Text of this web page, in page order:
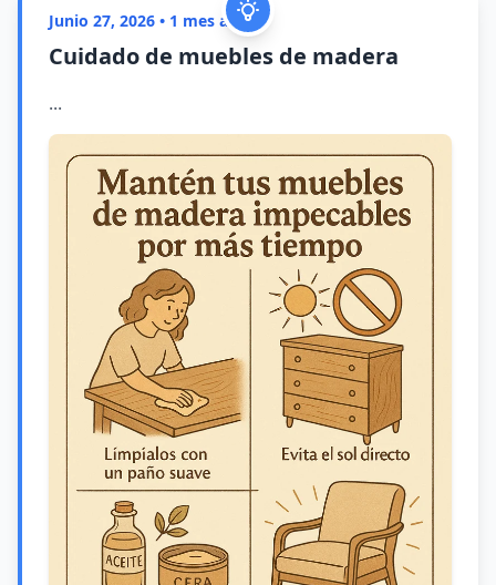
Junio 27, 2026 • 1 mes atrás
Cuidado de muebles de madera
...